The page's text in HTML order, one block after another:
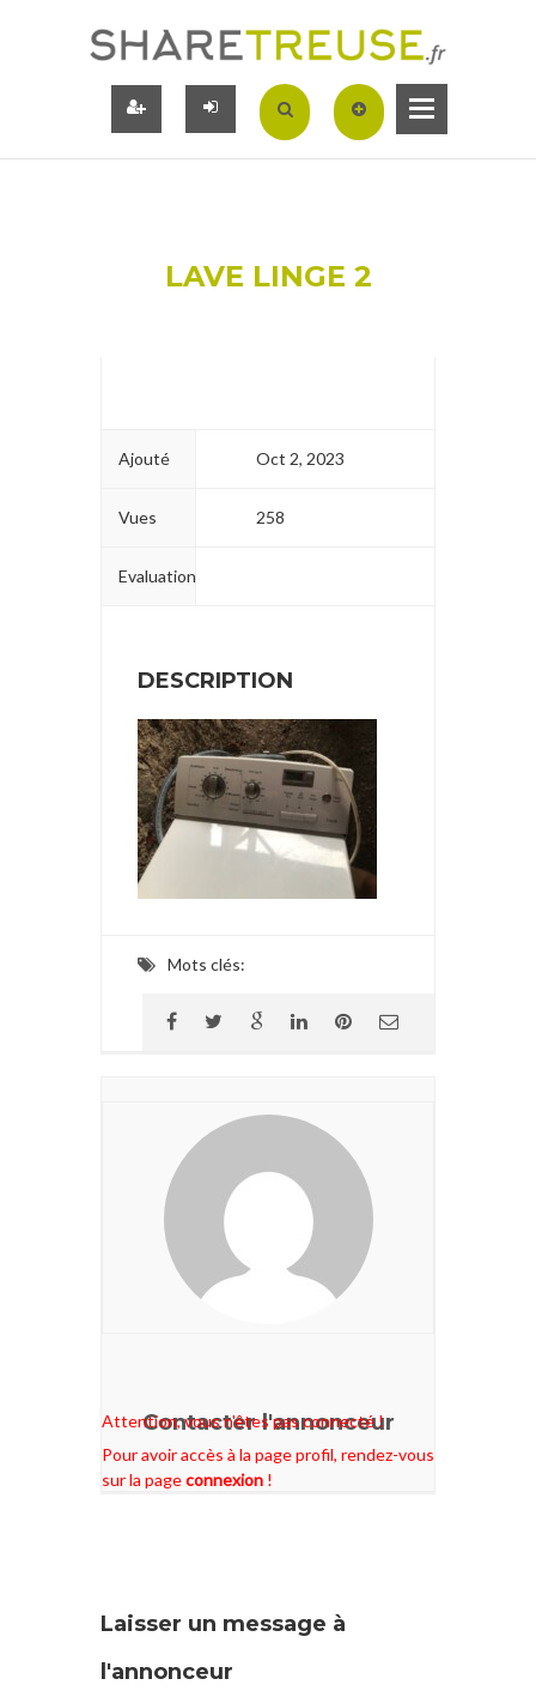
LAVE LINGE 2
Ajouté Oct 2, 2023
Vues 258
Evaluation
DESCRIPTION
Mots clés:
Contacter l'annonceur
Attention, vous n'êtes pas connecté !
Pour avoir accès à la page profil, rendez-vous
sur la pageconnexion !
Laisser un message à
l'annonceur